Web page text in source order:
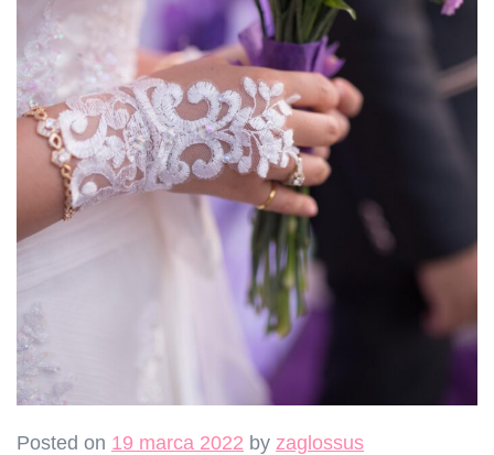
Posted on 19 marca 2022 by zaglossus